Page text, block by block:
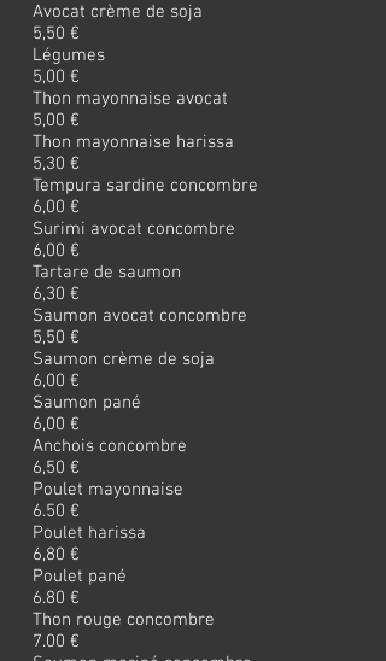
Avocat crème de soja
5,50 €
Légumes
5,00 €
Thon mayonnaise avocat
5,00 €
Thon mayonnaise harissa
5,30 €
Tempura sardine concombre
6,00 €
Surimi avocat concombre
6,00 €
Tartare de saumon
6,30 €
Saumon avocat concombre
5,50 €
Saumon crème de soja
6,00 €
Saumon pané
6,00 €
Anchois concombre
6,50 €
Poulet mayonnaise
6.50 €
Poulet harissa
6,80 €
Poulet pané
6.80 €
Thon rouge concombre
7.00 €